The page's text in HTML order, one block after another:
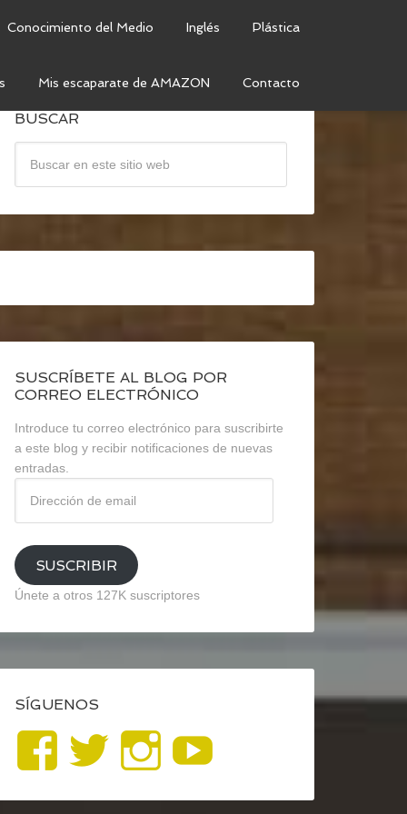
Conocimiento del Medio Inglés Plástica
Mis escaparate de AMAZON Contacto
BUSCAR
SUSCRÍBETE AL BLOG POR
CORREO ELECTRÓNICO
Introduce tu correo electrónico para suscribirte
a este blog y recibir notificaciones de nuevas
entradas.
email
SUSCRIBIR
Únete a otros 127K suscriptores
SÍGUENOS
Ver
perfil
Ver
perfil
Ver
perfil